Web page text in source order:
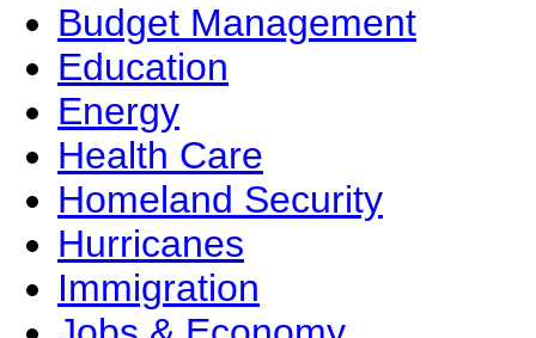
Budget Management
Education
Energy
Health Care
Homeland Security
Hurricanes
Immigration